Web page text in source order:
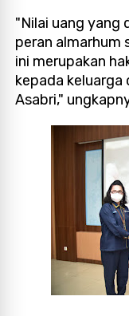
"Nilai uang yang
peran almarhum
ini merupakan
kepada keluarga
Asabri,"